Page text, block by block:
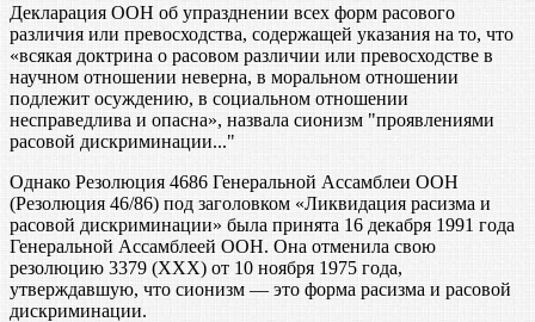
Декларация ООН об упразднении всех форм расового
различия или превосходства, содержащей указания на то, что
«всякая доктрина о расовом различии или превосходстве в
научном отношении неверна, в моральном отношении
подлежит осуждению, в социальном отношении
несправедлива и опасна», назвала сионизм "проявлениями
расовой дискриминации..."
Однако Резолюция 4686 Генеральной Ассамблеи ООН
(Резолюция 46/86) под заголовком «Ликвидация расизма и
расовой дискриминации» была принята 16 декабря 1991 года
Генеральной Ассамблеей ООН. Она отменила свою
резолюцию 3379 (ХХХ) от 10 ноября 1975 года,
утверждавшую, что сионизм — это форма расизма и расовой
дискриминации.